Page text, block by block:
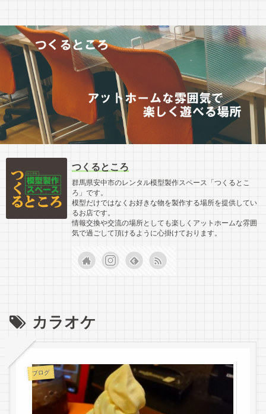
つくるところ
群馬県安中市のレンタル模型製作スペース「つくるとこ
ろ」です。
模型だけではなくお好きな物を製作する場所を提供してい
るお店です。
情報交換や交流の場所としても楽しくアットホームな雰囲
気で過ごして頂けるように心掛けております。
カラオケ
ブログ